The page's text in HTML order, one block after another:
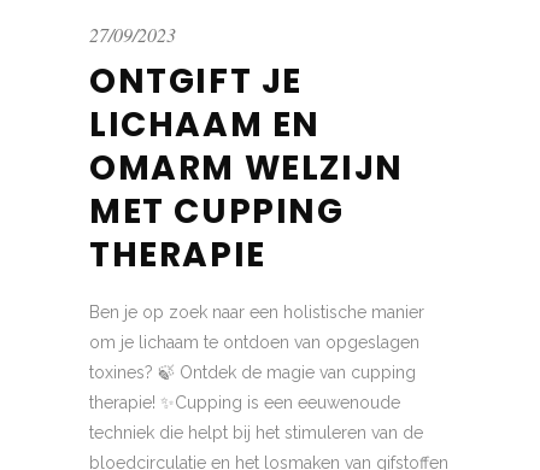
27/09/2023
ONTGIFT JE
LICHAAM EN
OMARM WELZIJN
MET CUPPING
THERAPIE
Ben je op zoek naar een holistische manier
om je lichaam te ontdoen van opgeslagen
toxines? 🍃 Ontdek de magie van cupping
therapie! ✨Cupping is een eeuwenoude
techniek die helpt bij het stimuleren van de
bloedcirculatie en het losmaken van gifstoffen